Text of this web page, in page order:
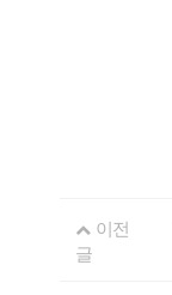
이전
글